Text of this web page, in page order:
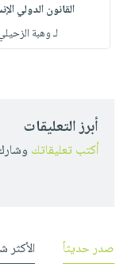
القانون الدولي
لـ وهبة
أبرز التعليقات
أكتب تعليقاتك
صدر حديثاً الأكثر